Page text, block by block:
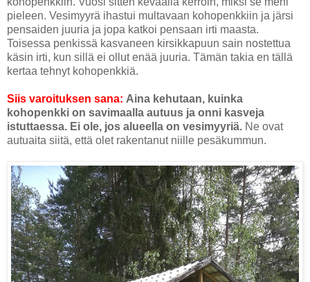
pieleen. Vesimyyrä ihastui multavaan kohopenkkiin ja järsi
pensaiden juuria ja jopa katkoi pensaan irti maasta.
Toisessa penkissä kasvaneen kirsikkapuun sain nostettua
käsin irti, kun sillä ei ollut enää juuria. Tämän takia en tällä
kertaa tehnyt kohopenkkiä.
Siis varoituksen sana: Aina kehutaan, kuinka
kohopenkki on savimaalla autuus ja onni kasveja
istuttaessa. Ei ole, jos alueella on vesimyyriä. Ne ovat
autuaita siitä, että olet rakentanut niille pesäkummun.